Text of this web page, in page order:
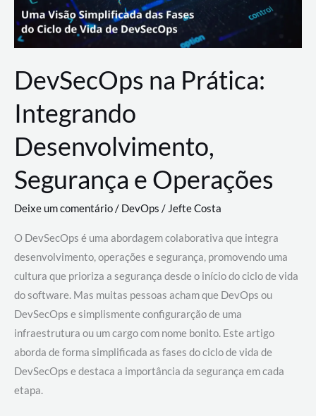
DevSecOps na Prática:
Integrando
Desenvolvimento,
Segurança e Operações
Deixe um comentário/ DevOps /Jefte Costa
O DevSecOps é uma abordagem colaborativa que integra
desenvolvimento, operações e segurança, promovendo uma
cultura que prioriza a segurança desde o início do ciclo de vida
do software. Mas muitas pessoas acham que DevOps ou
DevSecOps e simplismente configurarção de uma
infraestrutura ou um cargo com nome bonito. Este artigo
aborda de forma simplificada as fases do ciclo de vida de
DevSecOps e destaca a importância da segurança em cada
etapa.